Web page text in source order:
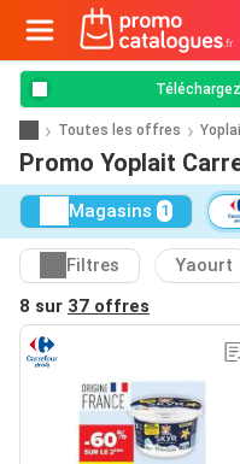
Toutes les offres
Promo Yoplait
Magasins 1
Filtres Yaourt
8 sur 37 offres